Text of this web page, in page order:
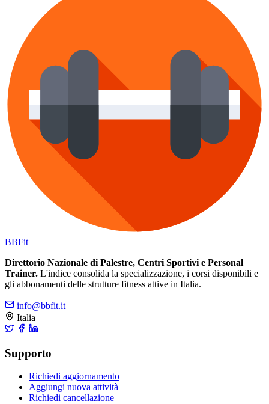
BBFit
Direttorio Nazionale di Palestre, Centri Sportivi e Personal
Trainer. L'indice consolida la specializzazione, i corsi disponibili e
gli abbonamenti delle strutture fitness attive in Italia.
info@bbfit.it
Italia
Supporto
Richiedi aggiornamento
Aggiungi nuova attività
Richiedi cancellazione